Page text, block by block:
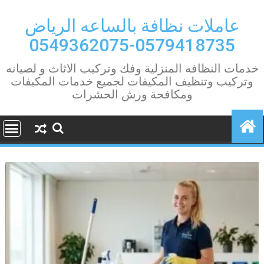
contentعاملات نظافة بالساعه الرياض
0579418735-0549362075
خدمات النظافه المنزلية وفك وتركيب الاثاث و لصيانه
وتركيب وتنظيف المكيفات لجميع خدمات المكيفات
ومكافحة ورش الحشرات